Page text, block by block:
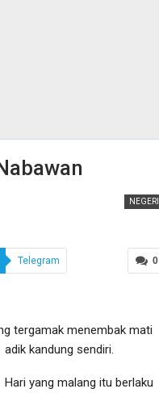
NEGERI
0
Telegram
tergamak menembak mati
adik kandung sendiri.
Hari yang malang itu berlaku